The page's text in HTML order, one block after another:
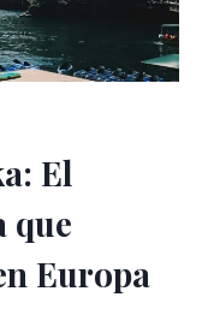
El
que
Europa